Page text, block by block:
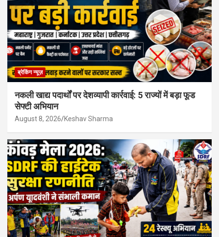
ब्रेकिंग न्यूज़
नकली खाद्य पदार्थों पर देशव्यापी कार्रवाई: 5 राज्यों में बड़ा फूड
सेफ्टी अभियान
August 8, 2026 Keshav Sharma